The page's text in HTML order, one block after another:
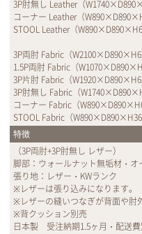
3P肘無し Leather（
コーナー Leather（
STOOL Leather（
3P両肘 Fabric（
1.5P両肘 Fabric（
3P片肘 Fabric（
3P肘無し Fabric（
コーナー Fabric（
STOOL Fabric（
特徴
（3P両肘+3P肘無し レザー）
脚部：ウォールナット無垢材・オ
張り地：レザー・KWランク
※レザーは張り込みになります。
※レザーの縫いつなぎが背面や肘
※背クッション別売
日本製 受注納期1.5ヶ月・配送費